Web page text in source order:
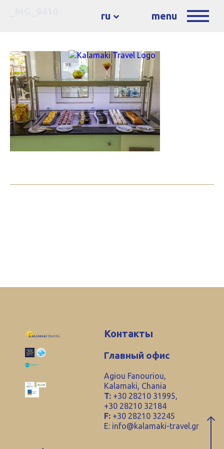
ru menu
Контакты
Главный офис
Agiou Fanouriou,
Kalamaki, Chania
T: +30 28210 31995,
+30 28210 32184
F: +30 28210 32245
E: info@kalamaki-travel.gr